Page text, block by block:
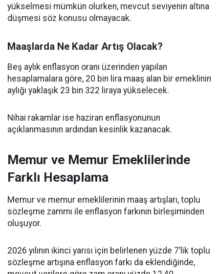
yükselmesi mümkün olurken, mevcut seviyenin altına
düşmesi söz konusu olmayacak.
Maaşlarda Ne Kadar Artış Olacak?
Beş aylık enflasyon oranı üzerinden yapılan
hesaplamalara göre, 20 bin lira maaş alan bir emeklinin
aylığı yaklaşık 23 bin 322 liraya yükselecek.
Nihai rakamlar ise haziran enflasyonunun
açıklanmasının ardından kesinlik kazanacak.
Memur ve Memur Emeklilerinde
Farklı Hesaplama
Memur ve memur emeklilerinin maaş artışları, toplu
sözleşme zammı ile enflasyon farkının birleşiminden
oluşuyor.
2026 yılının ikinci yarısı için belirlenen yüzde 7’lik toplu
sözleşme artışına enflasyon farkı da eklendiğinde,